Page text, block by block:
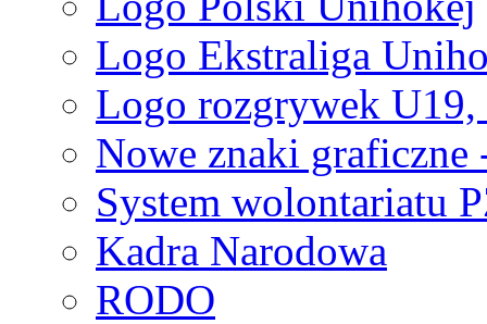
Logo Ekstraliga
Logo rozgrywek
Nowe znaki graficzne
System wolontariatu
Kadra Narodowa
RODO